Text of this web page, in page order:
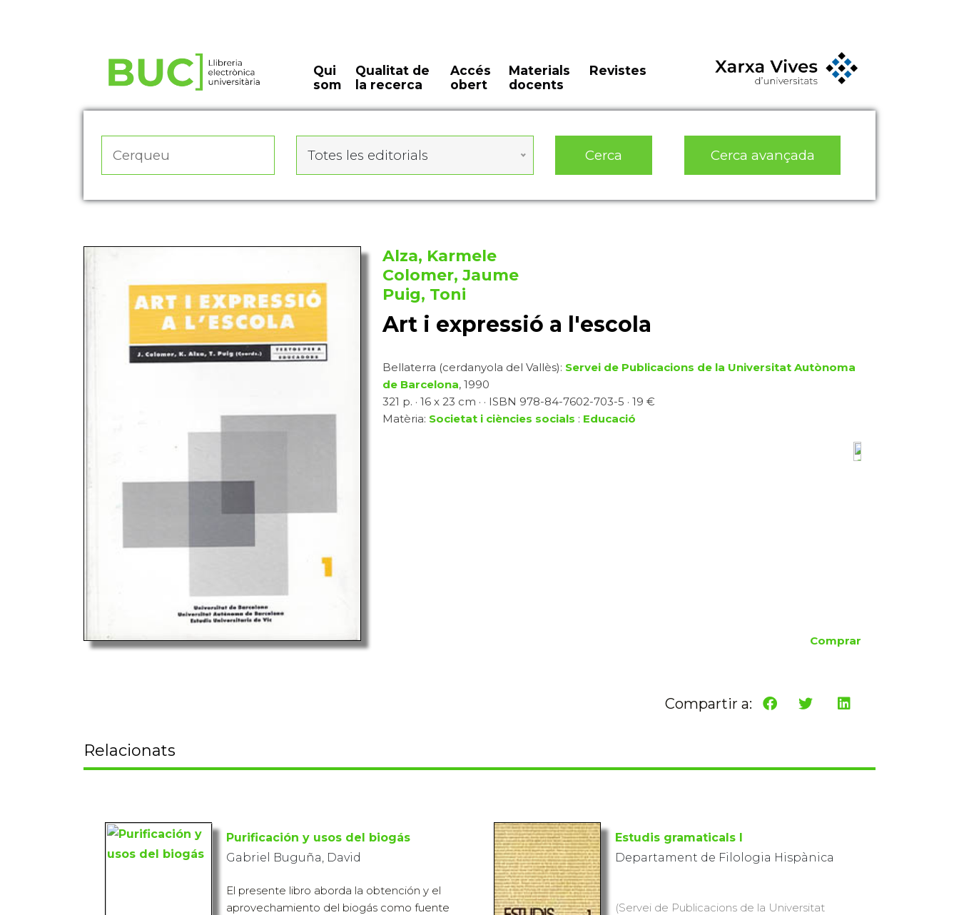
Qui
som
Qualitat de
la recerca
Accés
obert
Materials
docents
Revistes
Totes les editorials Cerca Cerca avançada
Alza, Karmele
Colomer, Jaume
Puig, Toni
Art i expressió a l'escola
Bellaterra (cerdanyola del Vallès): Servei de Publicacions de la Universitat Autònoma
de Barcelona, 1990
321 p. · 16 x 23 cm · · ISBN 978-84-7602-703-5 · 19 €
Matèria: Societat i ciències socials : Educació
Comprar
Compartir a:
Relacionats
Purificación y usos del biogás
Gabriel Buguña, David
El presente libro aborda la obtención y el
aprovechamiento del biogás como fuente
Estudis gramaticals I
Departament de Filologia Hispànica
(Servei de Publicacions de la Universitat